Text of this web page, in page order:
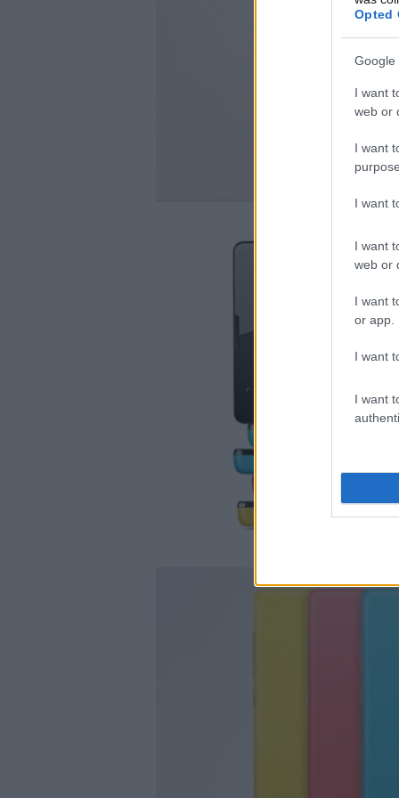
Opted
Google
I want
web or
I want
I want
I want
web or
I want
or app.
I want
I want